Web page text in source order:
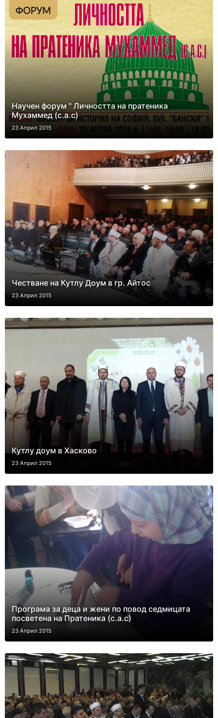
Научен форум " Личността на пратеника
Мухаммед (с.а.с)
23 Април 2015
Честване на Кутлу Доум в гр. Айтос
23 Април 2015
Кутлу доум в Хасково
23 Април 2015
Програма за деца и жени по повод седмицата
посветена на Пратеника (с.а.с)
23 Април 2015